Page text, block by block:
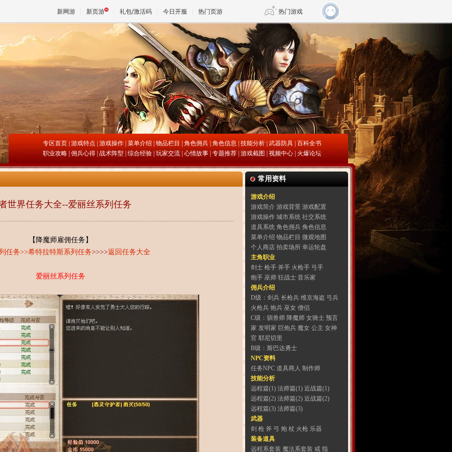
新网游 新页游 礼包/激活码 今日开服 热门页游 热门游戏
魔兽 DNF 传奇4
天堂 剑网3旗舰版 新天龙八部
王权与自由 诛仙世界 仙剑世界
专区首页| 游戏特点 游戏操作| 菜单介绍 物品栏目 角色佣兵| 角色信息 技能分析| 武器防具| 百科全书
职业攻略| 佣兵心得| 战术阵型 综合经验| 玩家交流| 心情故事| 专题推荐 | 游戏截图 视频中心| 火爆论坛
世界任务大全--爱丽丝系列任务
【降魔师雇佣任务】
任务>>希特拉特斯系列任务>>>>返回任务大全
爱丽丝系列任务
常用资料
游戏介绍
游戏简介 游戏背景 游戏配置
游戏操作 城市系统 社交系统
道具系统 角色佣兵 角色信息
菜单介绍 物品栏目 微观地图
个人商店 拍卖场所 幸运轮盘
主角职业
剑士 枪手 斧手 火枪手 弓手
炮手 巫师 狂战士 音乐家
佣兵介绍
D级： 剑兵 长枪兵 维京海盗 弓兵
火枪兵 炮兵 巫女 僧侣
C级： 驯兽师 降魔师 女骑士 预言
家 发明家 巨炮兵 魔女 公主 女神
官 耶尼切里
B级： 斯巴达勇士
NPC资料
任务NPC 道具商人 制作师
技能分析
远程篇(1) 法师篇(1) 近战篇(1)
远程篇(2) 法师篇(2) 近战篇(2)
远程篇(3) 法师篇(3)
武器
剑 枪 斧 弓 炮 杖 火枪 乐器
装备道具
远程系套装 魔法系套装 戒 指